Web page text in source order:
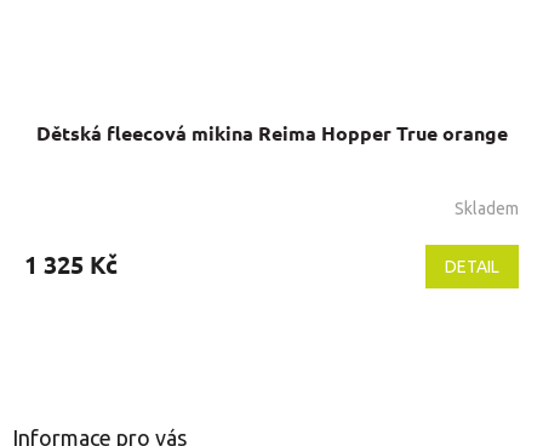
Dětská fleecová mikina Reima Hopper True orange
produktu
Skladem
1 325 Kč DETAIL
Informace pro vás